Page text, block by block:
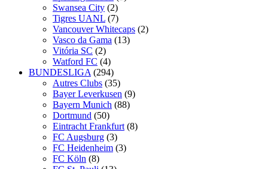
Swansea City (2)
Tigres UANL (7)
Vancouver Whitecaps (2)
Vasco da Gama (13)
Vitória SC (2)
Watford FC (4)
BUNDESLIGA (294)
Autres Clubs (35)
Bayer Leverkusen (9)
Bayern Munich (88)
Dortmund (50)
Eintracht Frankfurt (8)
FC Augsburg (3)
FC Heidenheim (3)
FC Köln (8)